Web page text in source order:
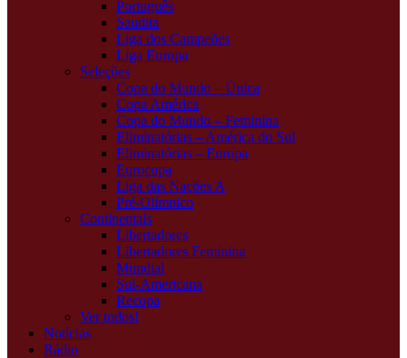
Português
Saudita
Liga dos Campeões
Liga Europa
Seleções
Copa do Mundo – Única
Copa América
Copa do Mundo – Feminina
Eliminatórias – América do Sul
Eliminatórias – Europa
Eurocopa
Liga das Nações A
Pré-Olímpico
Continentais
Libertadores
Libertadores Feminina
Mundial
Sul-Americana
Recopa
Ver todos!
Notícias
Rádio